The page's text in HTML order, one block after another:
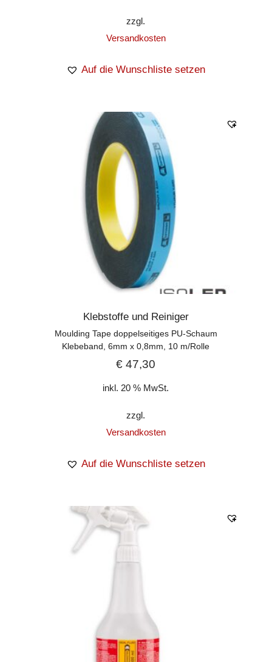
zzgl.
Versandkosten
Auf die Wunschliste setzen
Klebstoffe und Reiniger
Moulding Tape doppelseitiges PU-Schaum
Klebeband, 6mm x 0,8mm, 10 m/Rolle
€ 47,30
inkl. 20 % MwSt.
zzgl.
Versandkosten
Auf die Wunschliste setzen